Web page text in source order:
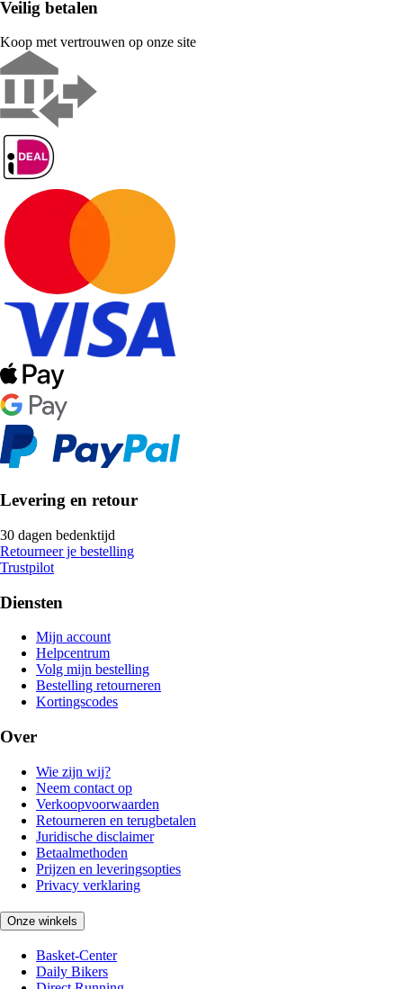
Veilig betalen
Koop met vertrouwen op onze site
Levering en retour
30 dagen bedenktijd
Retourneer je bestelling
Trustpilot
Diensten
Mijn account
Helpcentrum
Volg mijn bestelling
Bestelling retourneren
Kortingscodes
Over
Wie zijn wij?
Neem contact op
Verkoopvoorwaarden
Retourneren en terugbetalen
Juridische disclaimer
Betaalmethoden
Prijzen en leveringsopties
Privacy verklaring
Onze winkels
Basket-Center
Daily Bikers